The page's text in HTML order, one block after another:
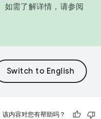
如需了解详情，请参阅
该内容对您有帮助吗？